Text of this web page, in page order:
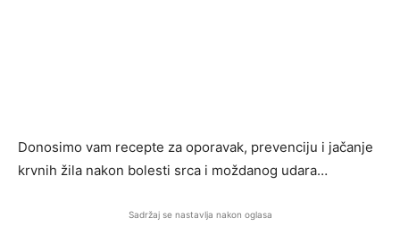
Donosimo vam recepte za oporavak, prevenciju i jačanje
krvnih žila nakon bolesti srca i moždanog udara…
Sadržaj se nastavlja nakon oglasa